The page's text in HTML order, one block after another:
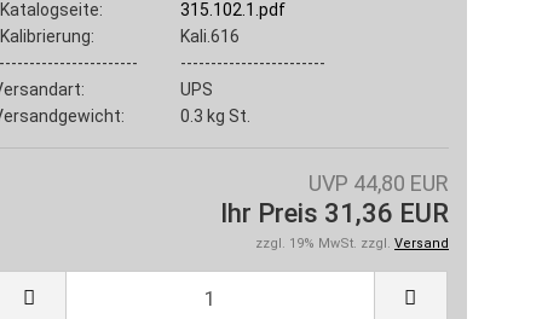
Katalogseite:
315.102.1.pdf
Kalibrierung:
Kali.616
------------------------
UPS
0.3 kg St.
UVP 44,80 EUR
Ihr Preis 31,36 EUR
zzgl. 19% MwSt. zzgl. Versand